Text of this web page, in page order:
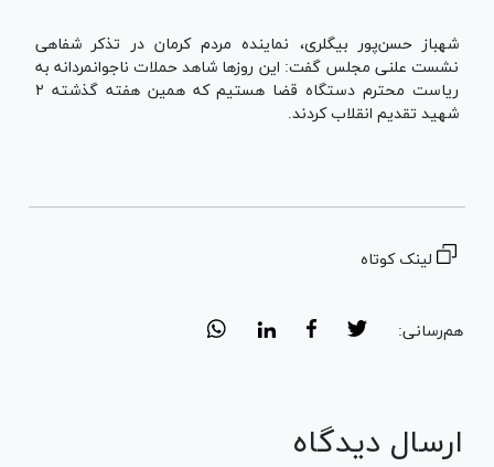
شهباز حسن‌پور بیگلری، نماینده مردم کرمان در تذکر شفاهی
نشست علنی مجلس گفت: این روزها شاهد حملات ناجوانمردانه به
ریاست محترم دستگاه قضا هستیم که همین هفته گذشته ۲
شهید تقدیم انقلاب کردند.
لینک کوتاه
هم‌رسانی:
ارسال دیدگاه